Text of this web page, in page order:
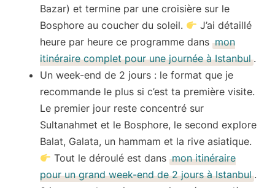
Bazar) et termine par une croisière sur le
Bosphore au coucher du soleil.
J’ai détaillé
heure par heure ce programme dans mon
itinéraire complet pour une journée à Istanbul .
Un week-end de 2 jours : le format que je
recommande le plus si c’est ta première visite.
Le premier jour reste concentré sur
Sultanahmet et le Bosphore, le second explore
Balat, Galata, un hammam et la rive asiatique.
Tout le déroulé est dans mon itinéraire
pour un grand week-end de 2 jours à Istanbul .